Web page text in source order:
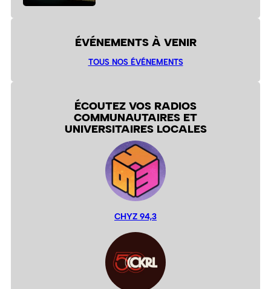
ÉVÉNEMENTS À VENIR
TOUS NOS ÉVÉNEMENTS
ÉCOUTEZ VOS RADIOS
COMMUNAUTAIRES ET
UNIVERSITAIRES LOCALES
CHYZ 94,3